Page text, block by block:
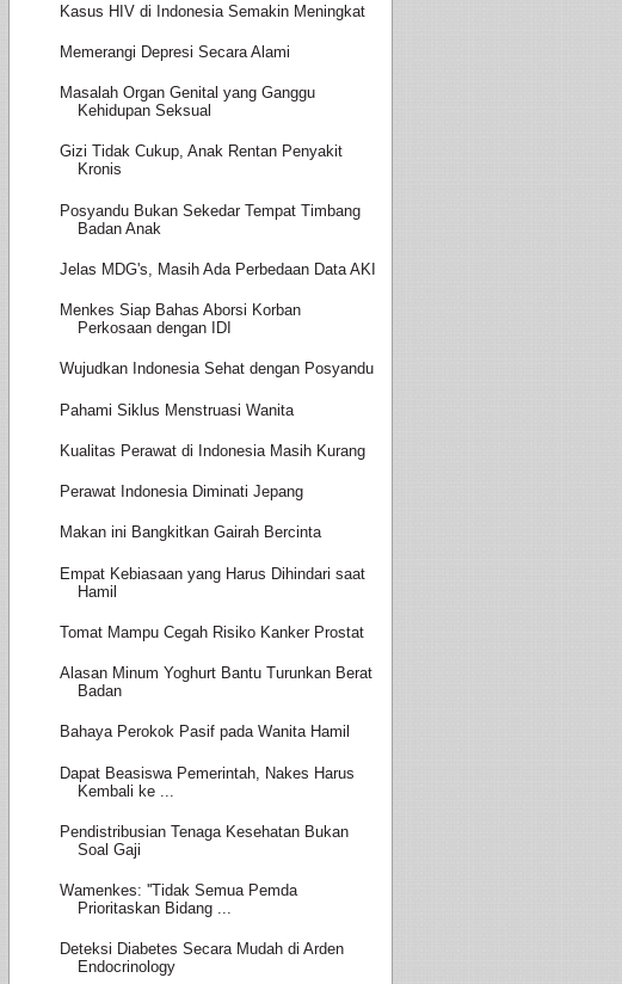
Kasus HIV di Indonesia Semakin Meningkat
Memerangi Depresi Secara Alami
Masalah Organ Genital yang Ganggu
Kehidupan Seksual
Gizi Tidak Cukup, Anak Rentan Penyakit
Kronis
Posyandu Bukan Sekedar Tempat Timbang
Badan Anak
Jelas MDG's, Masih Ada Perbedaan Data AKI
Menkes Siap Bahas Aborsi Korban
Perkosaan dengan IDI
Wujudkan Indonesia Sehat dengan Posyandu
Pahami Siklus Menstruasi Wanita
Kualitas Perawat di Indonesia Masih Kurang
Perawat Indonesia Diminati Jepang
Makan ini Bangkitkan Gairah Bercinta
Empat Kebiasaan yang Harus Dihindari saat
Hamil
Tomat Mampu Cegah Risiko Kanker Prostat
Alasan Minum Yoghurt Bantu Turunkan Berat
Badan
Bahaya Perokok Pasif pada Wanita Hamil
Dapat Beasiswa Pemerintah, Nakes Harus
Kembali ke ...
Pendistribusian Tenaga Kesehatan Bukan
Soal Gaji
Wamenkes: ''Tidak Semua Pemda
Prioritaskan Bidang ...
Deteksi Diabetes Secara Mudah di Arden
Endocrinology